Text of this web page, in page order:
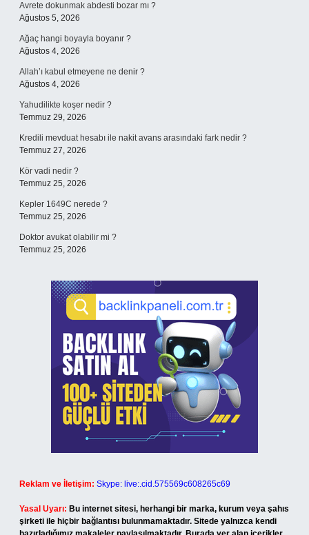
Avrete dokunmak abdesti bozar mı ?
Ağustos 5, 2026
Ağaç hangi boyayla boyanır ?
Ağustos 4, 2026
Allah’ı kabul etmeyene ne denir ?
Ağustos 4, 2026
Yahudilikte koşer nedir ?
Temmuz 29, 2026
Kredili mevduat hesabı ile nakit avans arasındaki fark nedir ?
Temmuz 27, 2026
Kör vadi nedir ?
Temmuz 25, 2026
Kepler 1649C nerede ?
Temmuz 25, 2026
Doktor avukat olabilir mi ?
Temmuz 25, 2026
Reklam ve İletişim: Skype: live:.cid.575569c608265c69
Yasal Uyarı: Bu internet sitesi, herhangi bir marka, kurum veya şahıs
şirketi ile hiçbir bağlantısı bulunmamaktadır. Sitede yalnızca kendi